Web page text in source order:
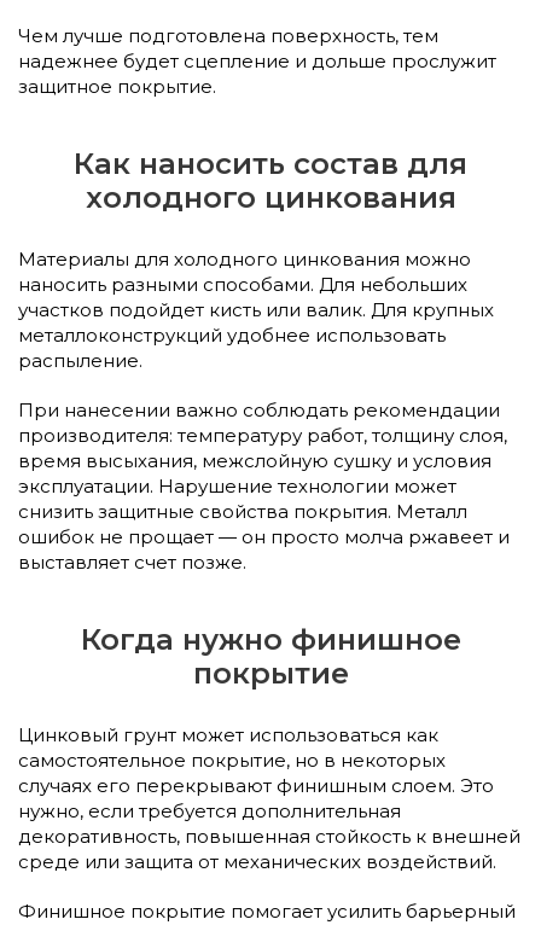
Чем лучше подготовлена поверхность, тем
надежнее будет сцепление и дольше прослужит
защитное покрытие.
Как наносить состав для
холодного цинкования
Материалы для холодного цинкования можно
наносить разными способами. Для небольших
участков подойдет кисть или валик. Для крупных
металлоконструкций удобнее использовать
распыление.
При нанесении важно соблюдать рекомендации
производителя: температуру работ, толщину слоя,
время высыхания, межслойную сушку и условия
эксплуатации. Нарушение технологии может
снизить защитные свойства покрытия. Металл
ошибок не прощает — он просто молча ржавеет и
выставляет счет позже.
Когда нужно финишное
покрытие
Цинковый грунт может использоваться как
самостоятельное покрытие, но в некоторых
случаях его перекрывают финишным слоем. Это
нужно, если требуется дополнительная
декоративность, повышенная стойкость к внешней
среде или защита от механических воздействий.
Финишное покрытие помогает усилить барьерный